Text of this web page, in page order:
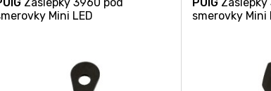
Mini LED
smerovky Mini